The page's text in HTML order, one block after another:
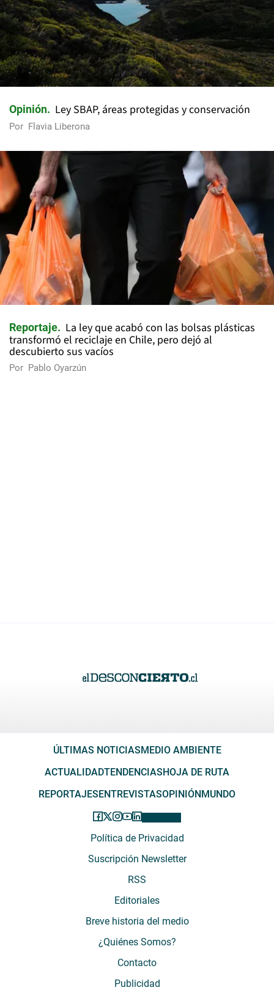
Opinión Ley SBAP, áreas protegidas y conservación
Por Flavia Liberona
Reportaje
La ley que acabó con las bolsas plásticas
transformó el reciclaje en Chile, pero dejó al
descubierto sus vacíos
Por Pablo Oyarzún
ÚLTIMAS NOTICIASMEDIO AMBIENTE
ACTUALIDADTENDENCIASHOJA DE RUTA
REPORTAJESENTREVISTASOPINIÓNMUNDO
Política de Privacidad
Suscripción Newsletter
RSS
Editoriales
Breve historia del medio
¿Quiénes Somos?
Contacto
Publicidad